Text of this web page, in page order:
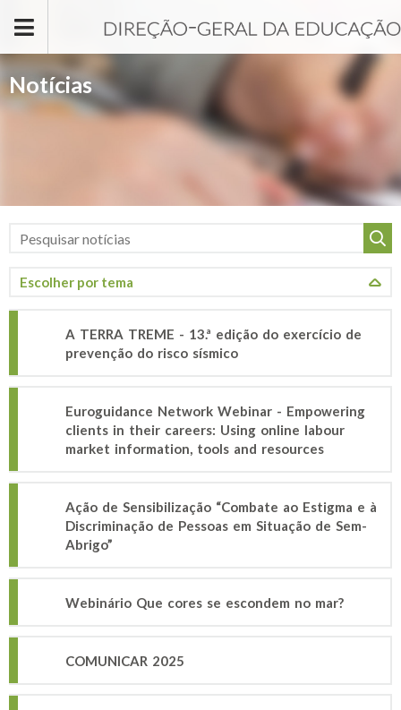
Notícias
A TERRA TREME - 13.ª edição do exercício de
prevenção do risco sísmico
Euroguidance Network Webinar - Empowering
clients in their careers: Using online labour
market information, tools and resources
Ação de Sensibilização “Combate ao Estigma e à
Discriminação de Pessoas em Situação de Sem-
Abrigo”
Webinário Que cores se escondem no mar?
COMUNICAR 2025